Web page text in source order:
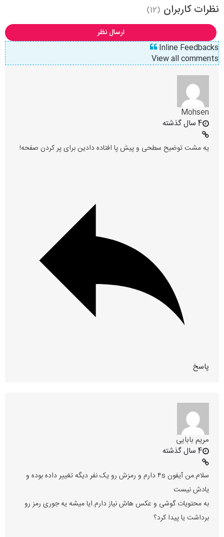
نظرات کاربران (12)
ارسال نظر
Inline Feedbacks
View all comments
Mohsen
4 سال گذشته
یه مشت توضیح سطحی و پیش پا افتاده دادین برای پر کردن صفحه!
پاسخ
مریم بابایی
4 سال گذشته
سلام.من آیفون ۴s دارم و رمزش رو یک نفر دیگه تغییر داده بوده و
یادش نیست
به محتویات گوشی و عکس هاش نیاز دارم.ایا میشه یه جوری رمز رو
برداشت یا پیدا کرد؟